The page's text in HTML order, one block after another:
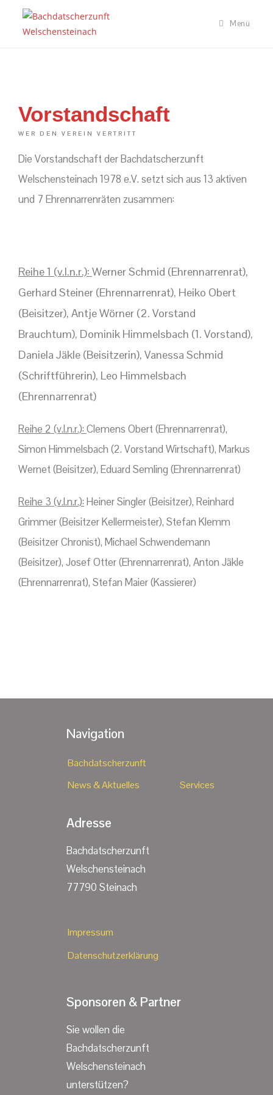
Menü
Vorstandschaft
WER DEN VEREIN VERTRITT
Die Vorstandschaft der Bachdatscherzunft
Welschensteinach 1978 e.V. setzt sich aus 13 aktiven
und 7 Ehrennarrenräten zusammen:
Reihe 1 (v.l.n.r.): Werner Schmid (Ehrennarrenrat),
Gerhard Steiner (Ehrennarrenrat), Heiko Obert
(Beisitzer), Antje Wörner (2. Vorstand
Brauchtum), Dominik Himmelsbach (1. Vorstand),
Daniela Jäkle (Beisitzerin), Vanessa Schmid
(Schriftführerin), Leo Himmelsbach
(Ehrennarrenrat)
Reihe 2 (v.l.n.r.): Clemens Obert (Ehrennarrenrat),
Simon Himmelsbach (2. Vorstand Wirtschaft), Markus
Wernet (Beisitzer), Eduard Semling (Ehrennarrenrat)
Reihe 3 (v.l.n.r.): Heiner Singler (Beisitzer), Reinhard
Grimmer (Beisitzer Kellermeister), Stefan Klemm
(Beisitzer Chronist), Michael Schwendemann
(Beisitzer), Josef Otter (Ehrennarrenrat), Anton Jäkle
(Ehrennarrenrat), Stefan Maier (Kassierer)
Navigation
Bachdatscherzunft
News & Aktuelles
Services
Adresse
Bachdatscherzunft
Welschensteinach
77790 Steinach
Impressum
Datenschutzerklärung
Sponsoren & Partner
Sie wollen die
Bachdatscherzunft
Welschensteinach
unterstützen?